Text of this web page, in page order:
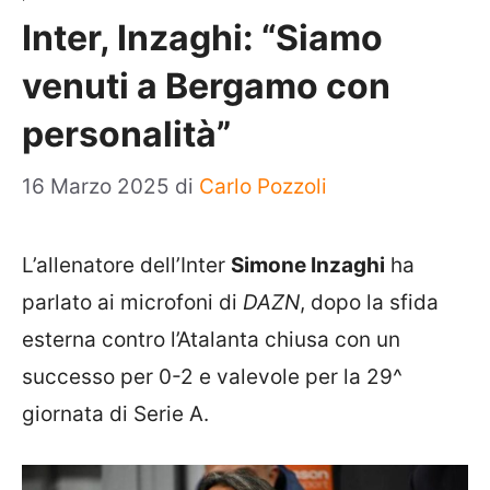
Inter, Inzaghi: “Siamo
venuti a Bergamo con
personalità”
16 Marzo 2025 di Carlo Pozzoli
L’allenatore dell’Inter Simone Inzaghi ha
parlato ai microfoni di DAZN, dopo la sfida
esterna contro l’Atalanta chiusa con un
successo per 0-2 e valevole per la 29^
giornata di Serie A.